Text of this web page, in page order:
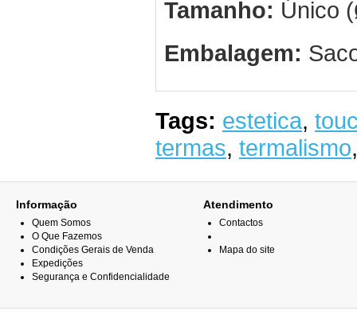
Tamanho: Único
Embalagem:
Tags: estetica,
termas, termalismo
Informação
Quem Somos
O Que Fazemos
Condições Gerais de Venda
Expedições
Segurança e Confidencialidade
Atendimento
Contactos
Mapa do site